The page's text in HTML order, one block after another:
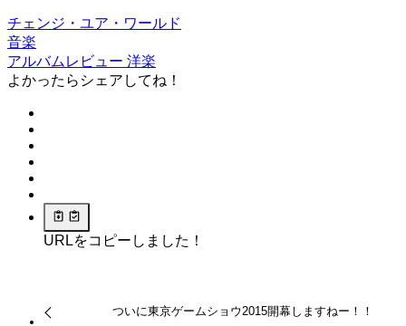
チェンジ・ユア・ワールド
音楽
アルバムレビュー 洋楽
よかったらシェアしてね！
URLをコピーしました！
ついに東京ゲームショウ2015開幕しますねー！！